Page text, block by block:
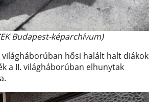
Budapest-képarchívum)
világháborúban hősi halált halt diákok
a II. világháborúban elhunytak